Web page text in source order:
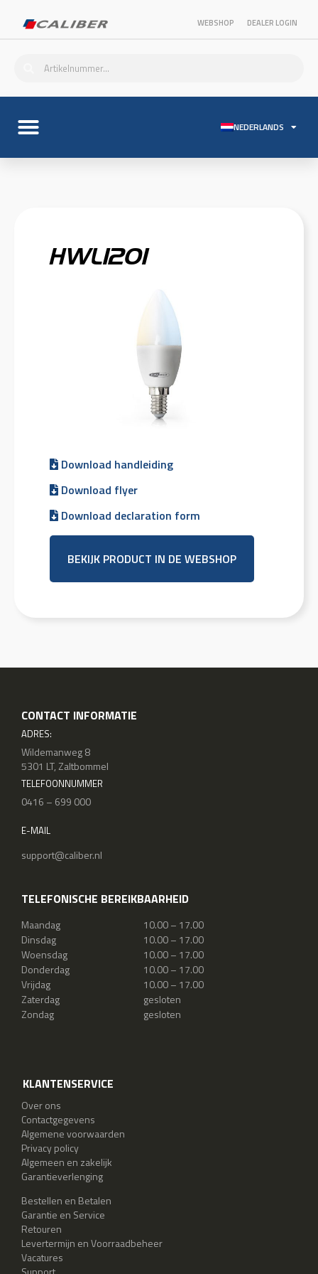
WEBSHOP DEALER LOGIN
NEDERLANDS
HWL1201
Download handleiding
Download flyer
Download declaration form
BEKIJK PRODUCT IN DE WEBSHOP
CONTACT INFORMATIE
ADRES:
Wildemanweg 8
5301 LT, Zaltbommel
TELEFOONNUMMER
0416 – 699 000
E-MAIL
support@caliber.nl
TELEFONISCHE BEREIKBAARHEID
Maandag
10.00 – 17.00
Dinsdag
10.00 – 17.00
Woensdag
10.00 – 17.00
Donderdag
10.00 – 17.00
Vrijdag
10.00 – 17.00
Zaterdag
gesloten
Zondag
gesloten
KLANTENSERVICE
Over ons
Contactgegevens
Algemene voorwaarden
Privacy policy
Algemeen en zakelijk
Garantieverlenging
Bestellen en Betalen
Garantie en Service
Retouren
Levertermijn en Voorraadbeheer
Vacatures